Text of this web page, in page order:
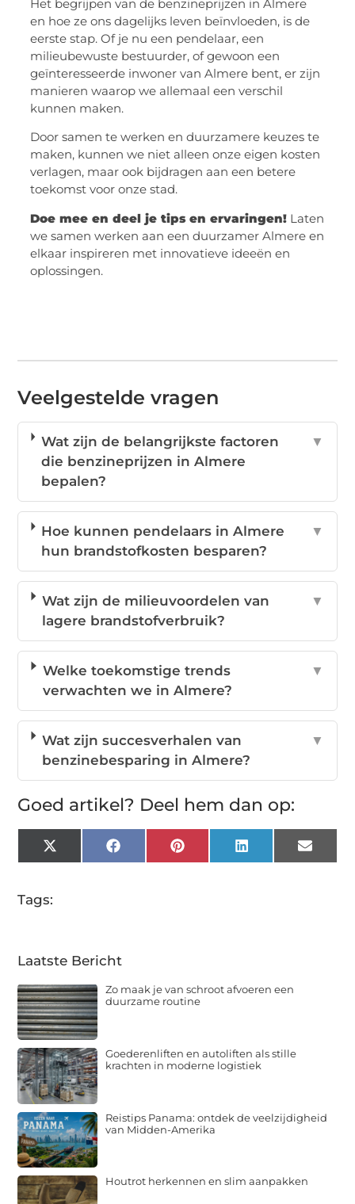
Het begrijpen van de benzineprijzen in Almere
en hoe ze ons dagelijks leven beïnvloeden, is de
eerste stap. Of je nu een pendelaar, een
milieubewuste bestuurder, of gewoon een
geïnteresseerde inwoner van Almere bent, er zijn
manieren waarop we allemaal een verschil
kunnen maken.
Door samen te werken en duurzamere keuzes te
maken, kunnen we niet alleen onze eigen kosten
verlagen, maar ook bijdragen aan een betere
toekomst voor onze stad.
Doe mee en deel je tips en ervaringen! Laten
we samen werken aan een duurzamer Almere en
elkaar inspireren met innovatieve ideeën en
oplossingen.
Veelgestelde vragen
Wat zijn de belangrijkste factoren
die benzineprijzen in Almere
bepalen?
▼
Hoe kunnen pendelaars in Almere
hun brandstofkosten besparen?
▼
Wat zijn de milieuvoordelen van
lagere brandstofverbruik?
▼
Welke toekomstige trends
verwachten we in Almere?
▼
Wat zijn succesverhalen van
benzinebesparing in Almere?
▼
Goed artikel? Deel hem dan op:
X
(Twitter)
FacebookPinterestLinkedInEmail
Tags:
Laatste Bericht
Zo maak je van schroot afvoeren een
duurzame routine
Goederenliften en autoliften als stille
krachten in moderne logistiek
Reistips Panama: ontdek de veelzijdigheid
van Midden-Amerika
Houtrot herkennen en slim aanpakken